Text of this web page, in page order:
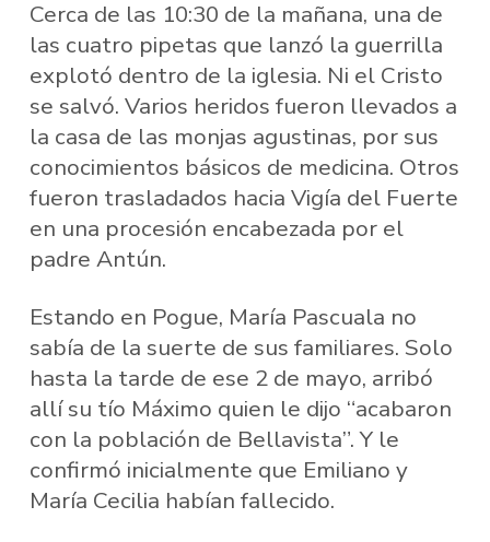
Cerca de las 10:30 de la mañana, una de
las cuatro pipetas que lanzó la guerrilla
explotó dentro de la iglesia. Ni el Cristo
se salvó. Varios heridos fueron llevados a
la casa de las monjas agustinas, por sus
conocimientos básicos de medicina. Otros
fueron trasladados hacia Vigía del Fuerte
en una procesión encabezada por el
padre Antún.
Estando en Pogue, María Pascuala no
sabía de la suerte de sus familiares. Solo
hasta la tarde de ese 2 de mayo, arribó
allí su tío Máximo quien le dijo “acabaron
con la población de Bellavista”. Y le
confirmó inicialmente que Emiliano y
María Cecilia habían fallecido.